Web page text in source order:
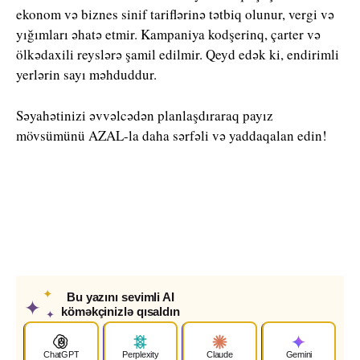
ekonom və biznes sinif tariflərinə tətbiq olunur, vergi və
yığımları əhatə etmir. Kampaniya kodşerinq, çarter və
ölkədaxili reyslərə şamil edilmir. Qeyd edək ki, endirimli
yerlərin sayı məhduddur.
Səyahətinizi əvvəlcədən planlaşdıraraq payız
mövsümünü AZAL-la daha sərfəli və yaddaqalan edin!
✦
✦
✦
Bu yazını sevimli AI
köməkçinizlə qısaldın
ChatGPT Perplexity Claude Gemini